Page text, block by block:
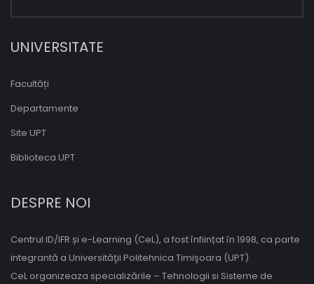
UNIVERSITATE
Facultăți
Departamente
Site UPT
Biblioteca UPT
DESPRE NOI
Centrul ID/IFR și e-Learning (CeL), a fost înființat în 1998, ca parte
integrantă a Universităţii Politehnica Timişoara (UPT).
CeL organizeaza specializările – Tehnologii si Sisteme de